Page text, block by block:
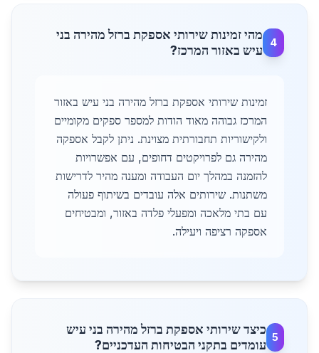
4
מהי זמינות שירותי אספקת ברזל מהירה בני
עיש באזור המרכז?
זמינות שירותי אספקת ברזל מהירה בני עיש באזור
המרכז גבוהה מאוד הודות למספר ספקים מקומיים
ולקישוריות תחבורתית מצוינת. ניתן לקבל אספקה
מהירה גם לפרויקטים דחופים, עם אפשרויות
להזמנה במהלך יום העבודה ומענה מהיר לדרישות
משתנות. שירותים אלה עובדים בשיתוף פעולה
עם בתי מלאכה ומפעלי פלדה באזור, ומבטיחים
אספקה רציפה ויעילה.
5
כיצד שירותי אספקת ברזל מהירה בני עיש
עומדים בתקני הבטיחות העדכניים?